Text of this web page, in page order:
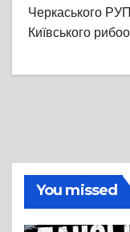
Черкаського
Київського
You missed